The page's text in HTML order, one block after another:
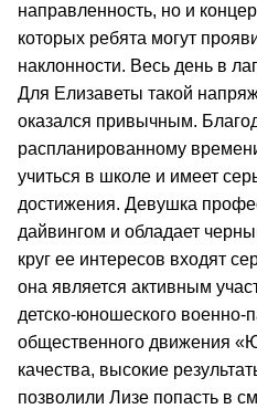
направленность, но и
которых ребята могут
наклонности. Весь день в
Для Елизаветы такой
оказался привычным.
распланированному
учиться в школе и имеет
достижения. Девушка
дайвингом и обладает
круг ее интересов входят
она является активным
детско-юношеского военно-
общественного движения
качества, высокие
позволили Лизе попасть в